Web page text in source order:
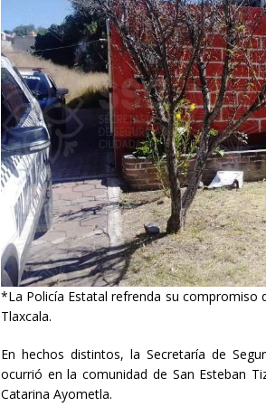
[ abril 13, 2026 ]
[ abril 13, 2026 ]
[ abril 13, 2026 ]
[ abril 30,
*La Policía Estatal refrenda su compromiso
Tlaxcala.
En hechos distintos, la Secretaría de
ocurrió en la comunidad de San Esteban
Catarina Ayometla.